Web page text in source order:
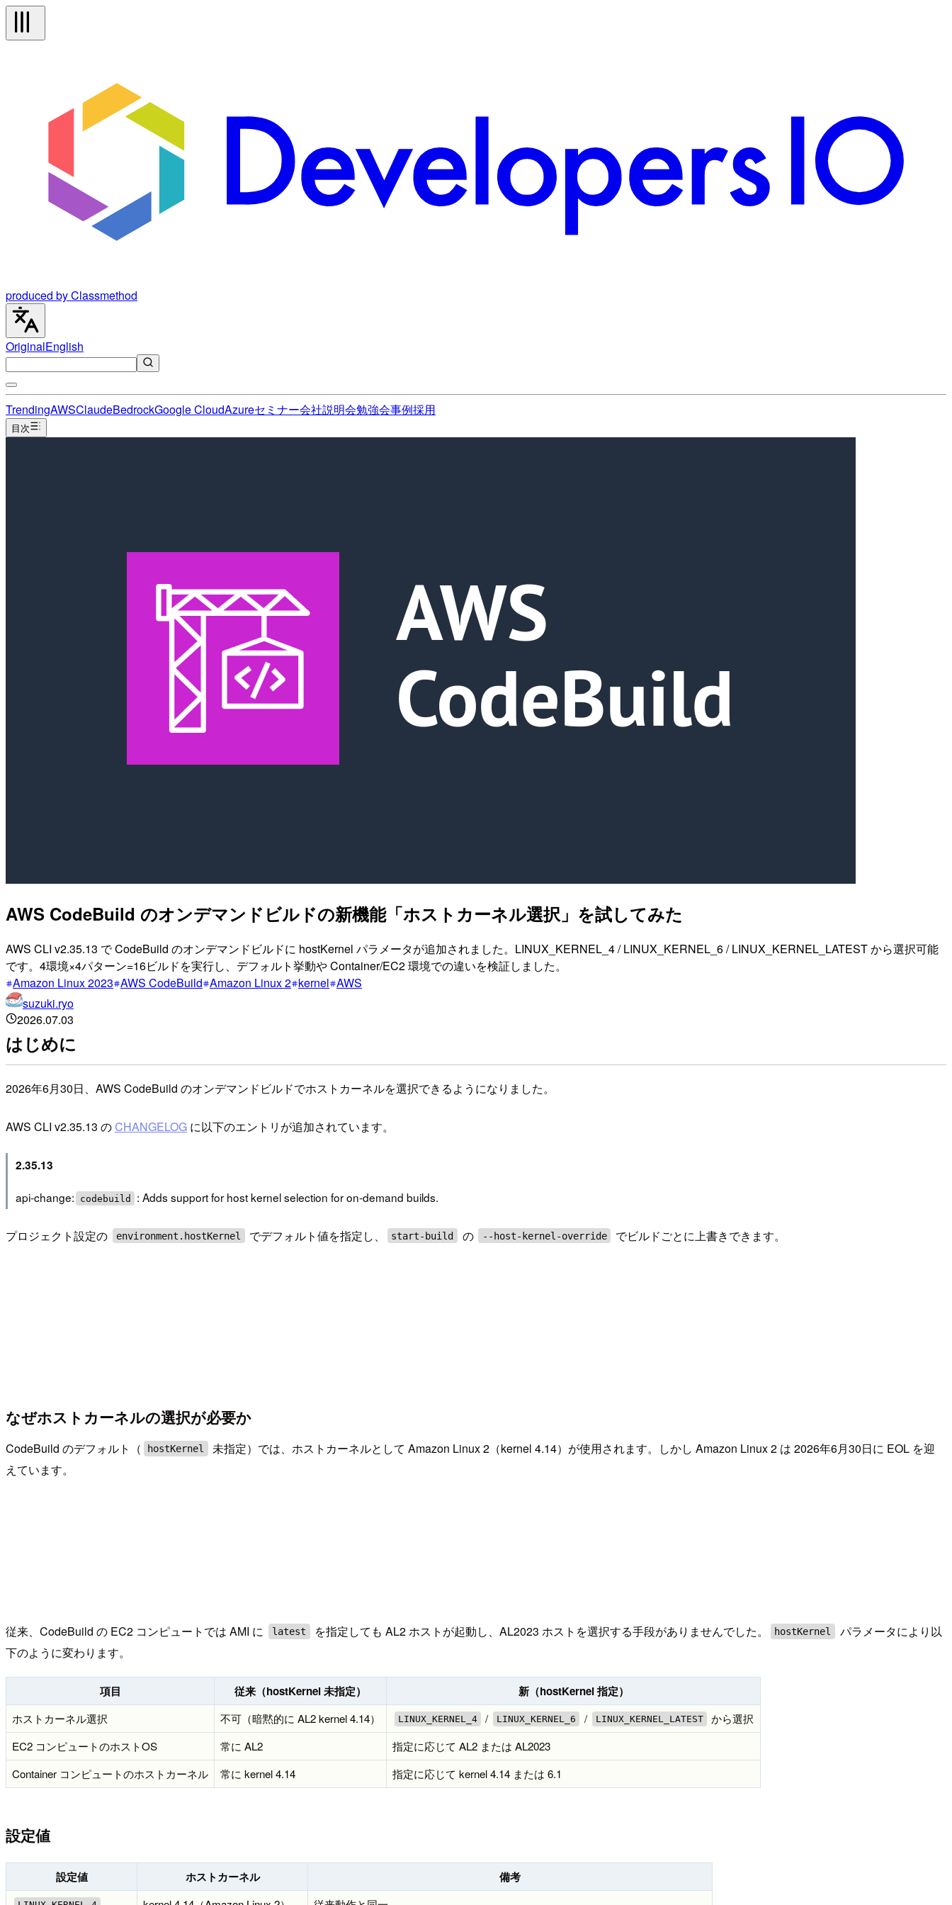
produced by Classmethod
OriginalEnglish
TrendingAWSClaudeBedrockGoogle CloudAzureセミナー会社説明会勉強会事例採用
目次
AWS CodeBuild のオンデマンドビルドの新機能「ホストカーネル選択」を試してみた
AWS CLI v2.35.13 で CodeBuild のオンデマンドビルドに hostKernel パラメータが追加されました。LINUX_KERNEL_4 / LINUX_KERNEL_6 / LINUX_KERNEL_LATEST から選択可能
です。4環境×4パターン=16ビルドを実行し、デフォルト挙動や Container/EC2 環境での違いを検証しました。
Amazon Linux 2023 AWS CodeBuild Amazon Linux 2 kernel AWS
suzuki.ryo
2026.07.03
はじめに
2026年6月30日、AWS CodeBuild のオンデマンドビルドでホストカーネルを選択できるようになりました。
AWS CLI v2.35.13 のCHANGELOG に以下のエントリが追加されています。
2.35.13
api-change: codebuild : Adds support for host kernel selection for on-demand builds.
プロジェクト設定の environment.hostKernel でデフォルト値を指定し、 start-build の --host-kernel-override でビルドごとに上書きできます。
なぜホストカーネルの選択が必要か
CodeBuild のデフォルト（ hostKernel
未指定）では、ホストカーネルとして Amazon Linux 2（kernel 4.14）が使用されます。しかし Amazon Linux 2 は 2026年6月30日に EOL を迎
えています。
従来、CodeBuild の EC2 コンピュートでは AMI に latest を指定しても AL2 ホストが起動し、AL2023 ホストを選択する手段がありませんでした。 hostKernel
パラメータにより以
下のように変わります。
項目 従来（hostKernel 未指定） 新（hostKernel 指定）
ホストカーネル選択 不可（暗黙的に AL2 kernel 4.14） LINUX_KERNEL_4 / LINUX_KERNEL_6 / LINUX_KERNEL_LATEST
から選択
EC2 コンピュートのホストOS
常に AL2
指定に応じて AL2 または AL2023
Container コンピュートのホストカーネル
常に kernel 4.14 指定に応じて kernel 4.14 または 6.1
設定値
設定値 ホストカーネル 備考